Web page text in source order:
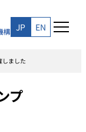
JP EN
しました
プ